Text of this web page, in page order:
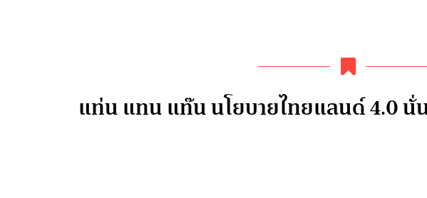
แท่น แทน แท๊น นโยบายไทยแลนด์ 4.0 นั่น